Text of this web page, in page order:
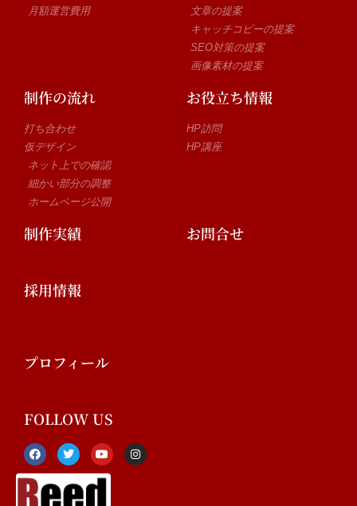
月額運営費用
文章の提案
キャッチコピーの提案
SEO対策の提案
画像素材の提案
制作の流れ
打ち合わせ
仮デザイン
ネット上での確認
細かい部分の調整
ホームページ公開
お役立ち情報
HP訪問
HP講座
制作実績 お問合せ
採用情報
プロフィール
FOLLOW US
F
a
c
e
b
T
w
i
t
Y
o
u
t
I
n
s